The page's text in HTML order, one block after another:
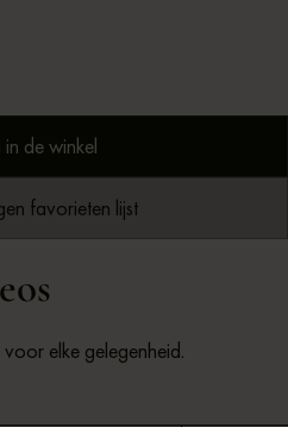
in de winkel
favorieten lijst
elke gelegenheid.